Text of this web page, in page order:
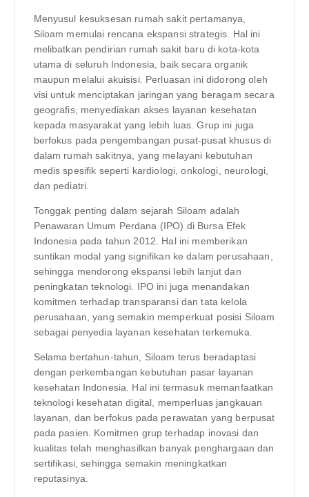
Menyusul kesuksesan rumah sakit pertamanya,
Siloam memulai rencana ekspansi strategis. Hal ini
melibatkan pendirian rumah sakit baru di kota-kota
utama di seluruh Indonesia, baik secara organik
maupun melalui akuisisi. Perluasan ini didorong oleh
visi untuk menciptakan jaringan yang beragam secara
geografis, menyediakan akses layanan kesehatan
kepada masyarakat yang lebih luas. Grup ini juga
berfokus pada pengembangan pusat-pusat khusus di
dalam rumah sakitnya, yang melayani kebutuhan
medis spesifik seperti kardiologi, onkologi, neurologi,
dan pediatri.
Tonggak penting dalam sejarah Siloam adalah
Penawaran Umum Perdana (IPO) di Bursa Efek
Indonesia pada tahun 2012. Hal ini memberikan
suntikan modal yang signifikan ke dalam perusahaan,
sehingga mendorong ekspansi lebih lanjut dan
peningkatan teknologi. IPO ini juga menandakan
komitmen terhadap transparansi dan tata kelola
perusahaan, yang semakin memperkuat posisi Siloam
sebagai penyedia layanan kesehatan terkemuka.
Selama bertahun-tahun, Siloam terus beradaptasi
dengan perkembangan kebutuhan pasar layanan
kesehatan Indonesia. Hal ini termasuk memanfaatkan
teknologi kesehatan digital, memperluas jangkauan
layanan, dan berfokus pada perawatan yang berpusat
pada pasien. Komitmen grup terhadap inovasi dan
kualitas telah menghasilkan banyak penghargaan dan
sertifikasi, sehingga semakin meningkatkan
reputasinya.